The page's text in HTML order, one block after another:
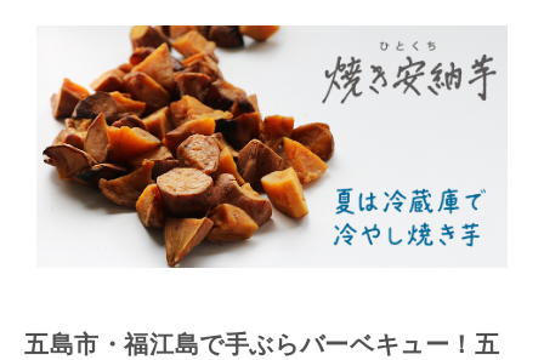
五島市・福江島で手ぶらバーベキュー！五